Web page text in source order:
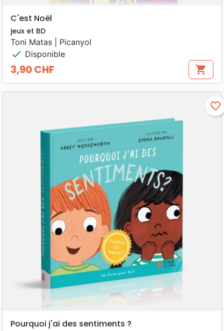
C'est Noël
jeux et BD
Toni Matas | Picanyol
check Disponible
Prix
3,90 CHF shopping_cart
favorite_border
Pourquoi j'ai des sentiments ?